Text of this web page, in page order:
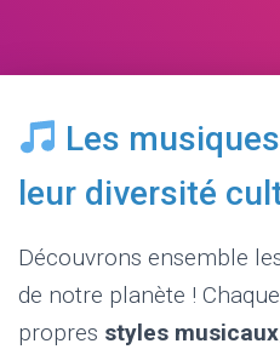
Les
leur diversité
Découvrons ensemble
de notre planète !
propres styles musicaux